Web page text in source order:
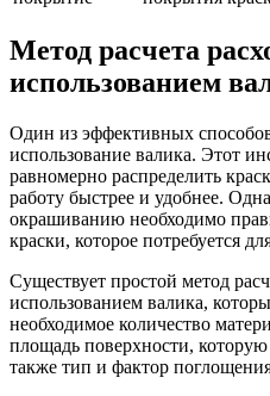
Метод расчета
использованием
Один из эффективных
использование валика. Этот
равномерно распределить
работу быстрее и удобнее.
окрашиванию необходимо
краски, которое потребуется
Существует простой метод
использованием валика,
необходимое количество
площадь поверхности,
также тип и фактор